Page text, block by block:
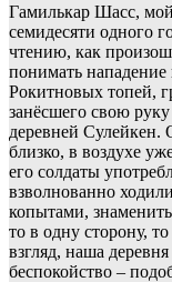
Гамилькар Шасс,
семидесяти одного
чтению, как
понимать
Рокитновых топей,
занёсшего свою
деревней Сулейкен.
близко, в воздухе
его солдаты
взволнованно
копытами,
то в одну сторону,
взгляд, наша
беспокойство –